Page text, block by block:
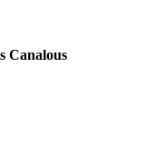
Canalous